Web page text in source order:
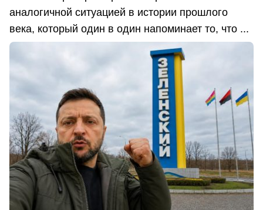
аналогичной ситуацией в истории прошлого
века, который один в один напоминает то, что ...